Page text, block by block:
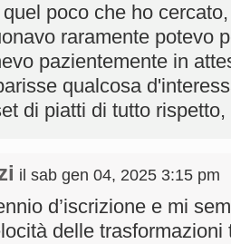
poco che ho
raramente potevo
pazientemente in
qualcosa
di piatti di tutto
il sab gen 04, 2025 3:15 pm
d’iscrizione e mi
delle